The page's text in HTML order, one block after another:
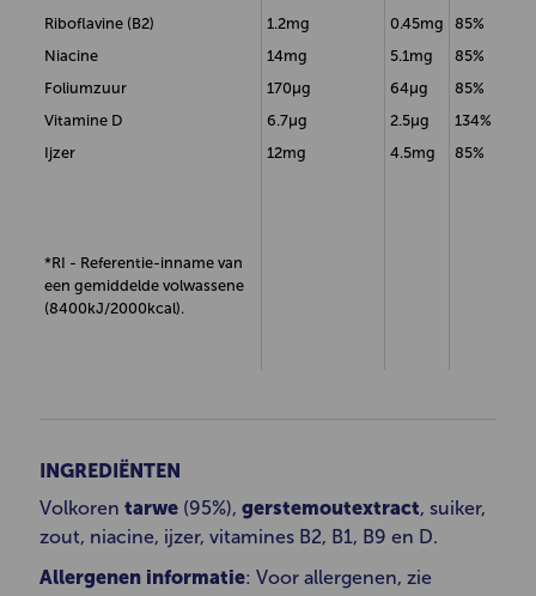
Riboflavine (B2)
1.2mg 0.45mg
85%
Niacine
14mg 5.1mg
85%
Foliumzuur
170µg 64µg
85%
Vitamine D
6.7µg 2.5µg
134%
Ijzer
12mg 4.5mg 85%
*RI - Referentie-inname van
een gemiddelde volwassene
(8400kJ/2000kcal).
INGREDIËNTEN
Volkoren tarwe (95%), gerstemoutextract, suiker,
zout, niacine, ijzer, vitamines B2, B1, B9 en D.
Allergenen informatie: Voor allergenen, zie